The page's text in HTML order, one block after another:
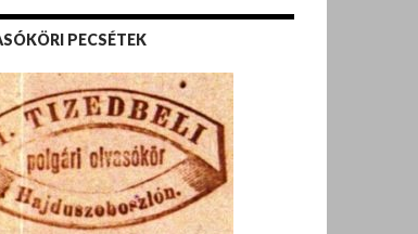
PECSÉTEK